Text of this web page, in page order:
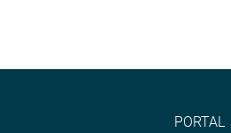
PORTAL